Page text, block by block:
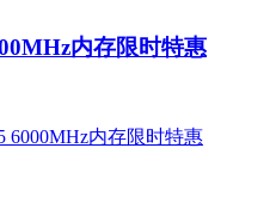
内存限时特惠